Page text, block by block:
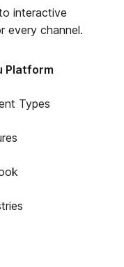
interactive
every channel.
Platform
Types